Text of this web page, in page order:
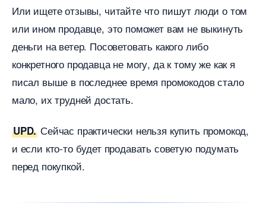
Или ищете отзывы, читайте что пишут люди о том
или ином продавце, это поможет вам не выкинуть
деньги на ветер. Посоветовать какого либо
конкретного продавца не могу, да к тому же как я
писал выше в последнее время промокодов стало
мало, их трудней достать.
UPD. Сейчас практически нельзя купить промокод,
и если кто-то будет продавать советую подумать
перед покупкой.